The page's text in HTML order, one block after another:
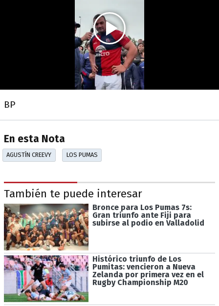
BP
En esta Nota
AGUSTÍN CREEVY LOS PUMAS
También te puede interesar
Bronce para Los Pumas 7s:
Gran triunfo ante Fiji para
subirse al podio en Valladolid
Histórico triunfo de Los
Pumitas: vencieron a Nueva
Zelanda por primera vez en el
Rugby Championship M20